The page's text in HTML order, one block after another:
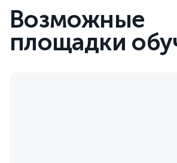
Возможные
площадки